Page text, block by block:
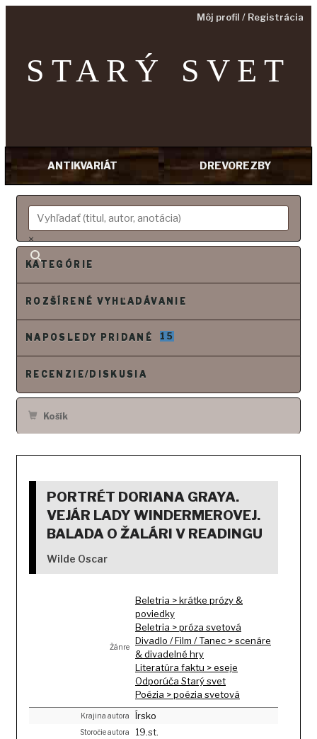
Môj profil / Registrácia
STARÝ SVET
ANTIKVARIÁT DREVOREZBY
Prejsť
obsah
×
KATEGÓRIE
ROZŠÍRENÉ VYHĽADÁVANIE
NAPOSLEDY PRIDANÉ 15
RECENZIE/DISKUSIA
Košík
PORTRÉT DORIANA GRAYA.
VEJÁR LADY WINDERMEROVEJ.
BALADA O ŽALÁRI V READINGU
Wilde Oscar
Žánre
Beletria > krátke prózy &
poviedky
Beletria > próza svetová
Divadlo / Film / Tanec > scenáre
& divadelné hry
Literatúra faktu > eseje
Odporúča Starý svet
Poézia > poézia svetová
Krajina autora Írsko
Storočie autora 19.st.